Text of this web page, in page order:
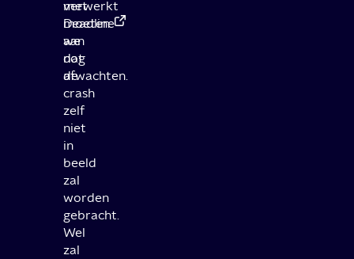
met
Deadline
aan
dat
de
crash
zelf
niet
in
beeld
zal
worden
gebracht.
Wel
zal
verwerkt
moeten
we
nog
afwachten.